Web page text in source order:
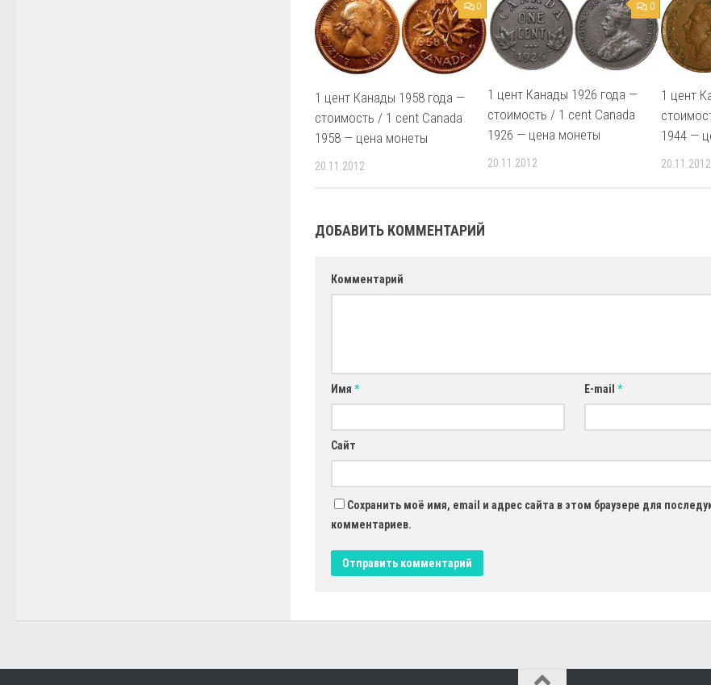
0
1 цент Канады 1958 года —
стоимость / 1 cent Canada
1958 — цена монеты
20.11.2012
0
1 цент Канады 1926 года —
стоимость / 1 cent Canada
1926 — цена монеты
20.11.2012
1 цент
1944 —
20.11.2012
ДОБАВИТЬ КОММЕНТАРИЙ
Комментарий
Имя * E-mail*
Сайт
Сохранить моё имя, email и адрес сайта в этом браузере для
комментариев.